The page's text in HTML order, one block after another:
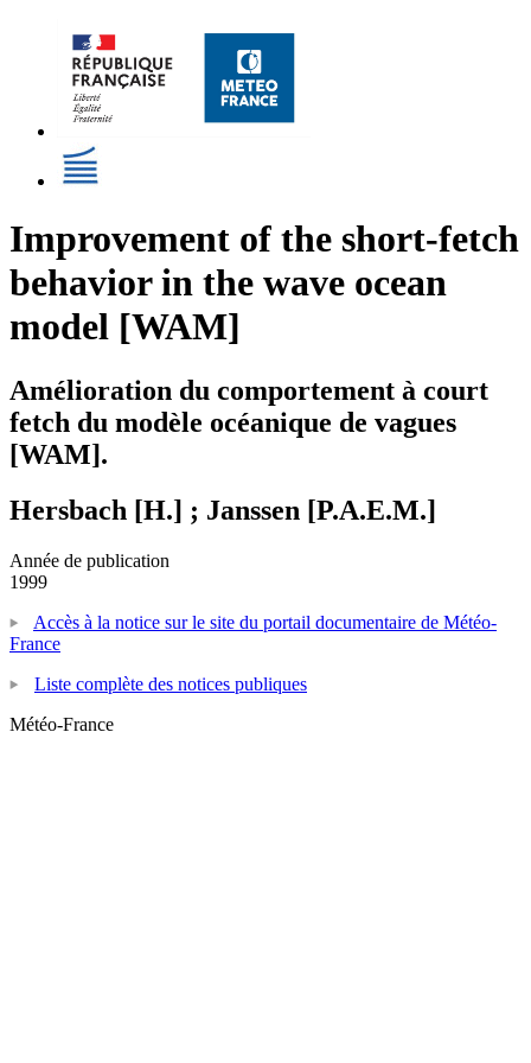
Improvement of the short-fetch
behavior in the wave ocean
model [WAM]
Amélioration du comportement à court
fetch du modèle océanique de vagues
[WAM].
Hersbach [H.] ; Janssen [P.A.E.M.]
Année de publication
1999
Accès à la notice sur le site du portail documentaire de Météo-
France
Liste complète des notices publiques
Météo-France